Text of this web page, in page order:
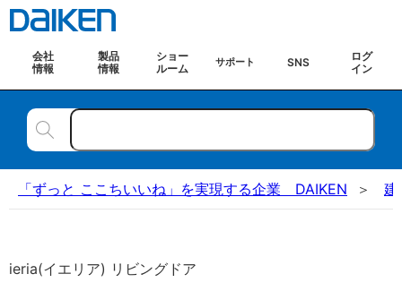
会社
情報
製品
情報
ショー
ルーム
サポート SNS
ログ
イン
「ずっと ここちいいね」を実現する企業 DAIKEN 建
ieria(イエリア) リビングドア